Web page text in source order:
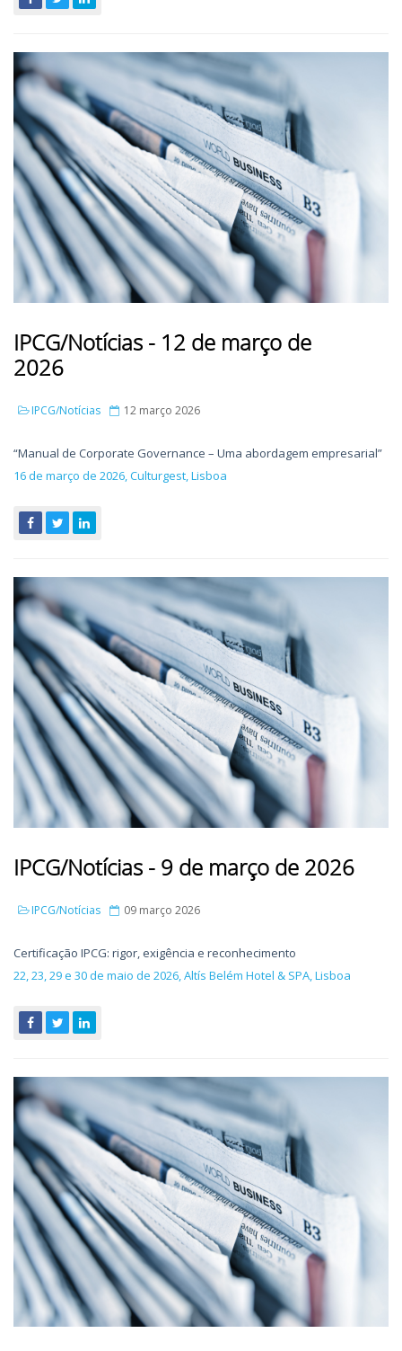
IPCG/Notícias - 12 de março de
2026
IPCG/Notícias 12 março 2026
“Manual de Corporate Governance – Uma abordagem empresarial”
16 de março de 2026, Culturgest, Lisboa
IPCG/Notícias - 9 de março de 2026
IPCG/Notícias 09 março 2026
Certificação IPCG: rigor, exigência e reconhecimento
22, 23, 29 e 30 de maio de 2026, Altís Belém Hotel & SPA, Lisboa